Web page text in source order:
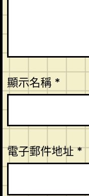
顯示名稱 *
電子郵件地址*